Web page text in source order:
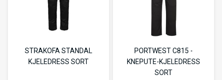
STRAKOFA STANDAL
KJELEDRESS SORT
PORTWEST C815 -
KNEPUTE-KJELEDRESS
SORT